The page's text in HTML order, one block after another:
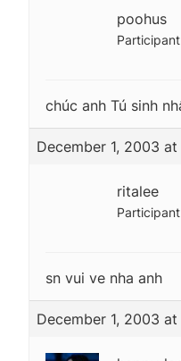
poohus
Participant
chúc anh Tú sinh
December 1, 2003 at
ritalee
Participant
sn vui ve nha anh
December 1, 2003 at